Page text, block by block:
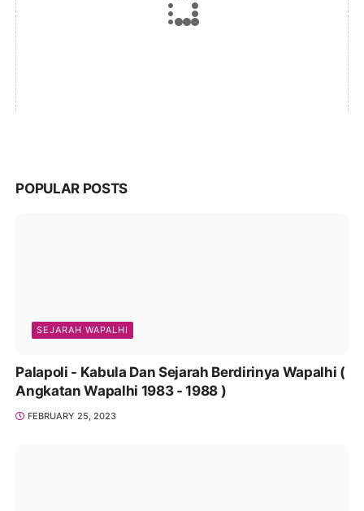
POPULAR POSTS
SEJARAH WAPALHI
Palapoli - Kabula Dan Sejarah Berdirinya Wapalhi (
Angkatan Wapalhi 1983 - 1988 )
FEBRUARY 25, 2023